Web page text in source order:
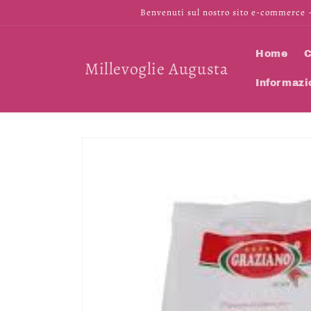
Benvenuti sul nostro sito e-commerce
Millevoglie Augusta
Home